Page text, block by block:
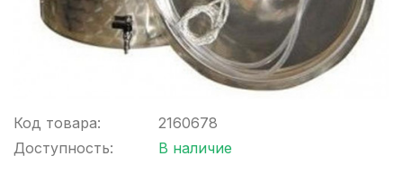
Код товара:
Доступность:
2160678
В наличие